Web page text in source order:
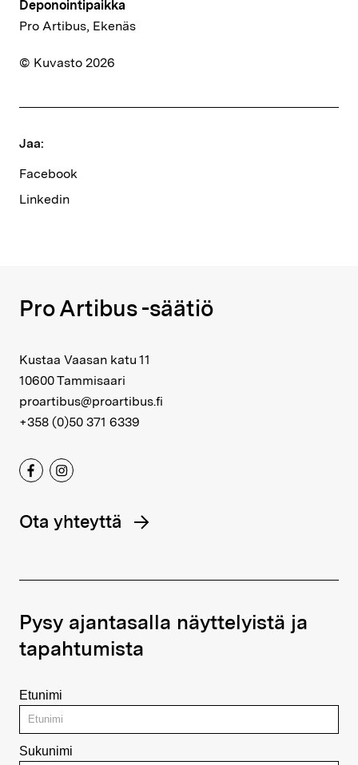
Deponointipaikka
Pro Artibus, Ekenäs
© Kuvasto 2026
Jaa:
Facebook
Linkedin
Pro Artibus -säätiö
Kustaa Vaasan katu 11
10600 Tammisaari
proartibus@proartibus.fi
+358 (0)50 371 6339
Ota yhteyttä
Pysy ajantasalla näyttelyistä ja
tapahtumista
Etunimi
Sukunimi